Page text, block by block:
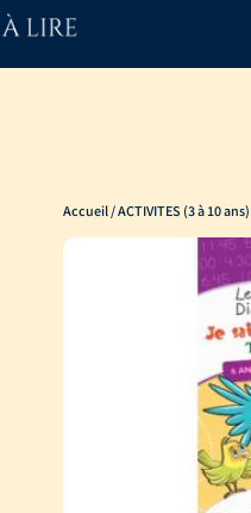
Accueil/ACTIVITES (3 à 10 ans)